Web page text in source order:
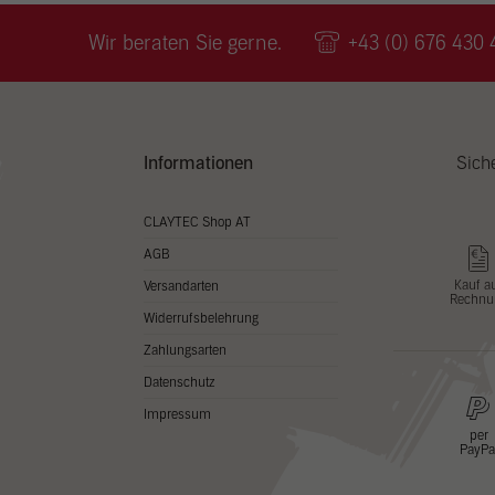
Wir beraten Sie gerne. +43 (0) 676 430
Informationen
CLAYTEC Shop AT
AGB
Versandarten
Widerrufsbelehrung
Zahlungsarten
Datenschutz
Impressum
Kauf
per
PayPal
zu